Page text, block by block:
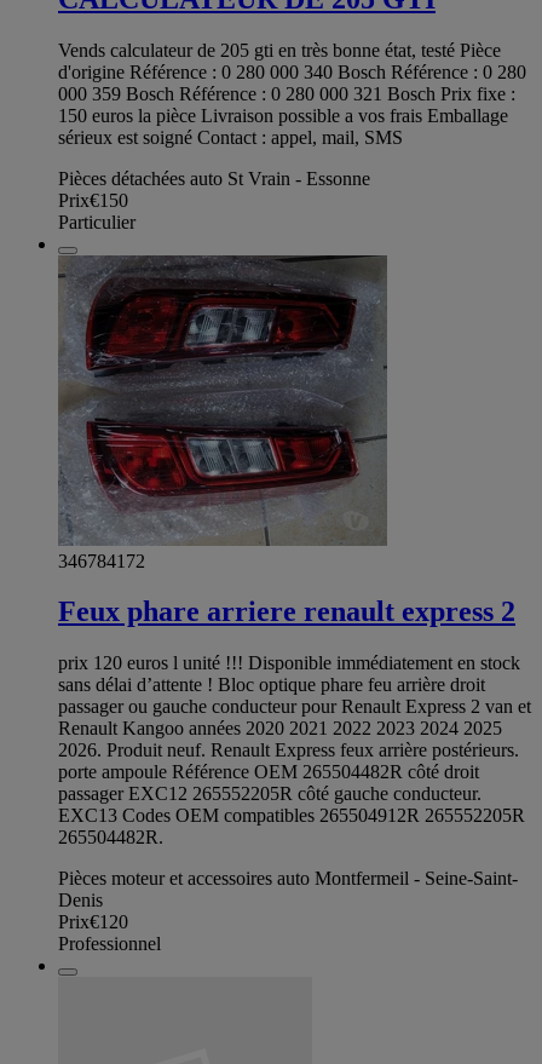
Vends calculateur de 205 gti en très bonne état, testé Pièce
d'origine Référence : 0 280 000 340 Bosch Référence : 0 280
000 359 Bosch Référence : 0 280 000 321 Bosch Prix fixe :
150 euros la pièce Livraison possible a vos frais Emballage
sérieux est soigné Contact : appel, mail, SMS
Pièces détachées auto St Vrain - Essonne
Prix€150
Particulier
346784172
Feux phare arriere renault express 2
prix 120 euros l unité !!! Disponible immédiatement en stock
sans délai d’attente ! Bloc optique phare feu arrière droit
passager ou gauche conducteur pour Renault Express 2 van et
Renault Kangoo années 2020 2021 2022 2023 2024 2025
2026. Produit neuf. Renault Express feux arrière postérieurs.
porte ampoule Référence OEM 265504482R côté droit
passager EXC12 265552205R côté gauche conducteur.
EXC13 Codes OEM compatibles 265504912R 265552205R
265504482R.
Pièces moteur et accessoires auto Montfermeil - Seine-Saint-
Denis
Prix€120
Professionnel